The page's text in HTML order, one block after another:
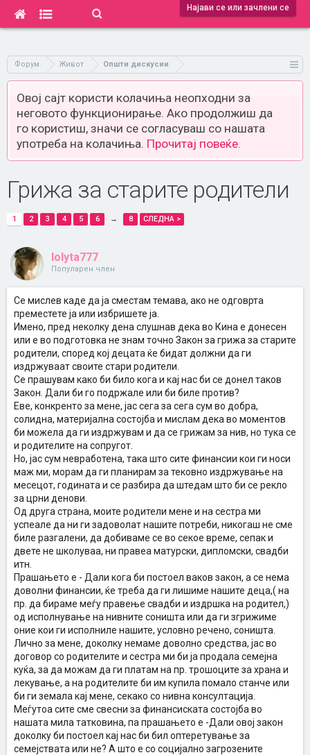
Најави се или зачлени се
Форум Живот Општи дискусии
Овој сајт користи колачиња неопходни за
неговото функционирање. Ако продолжиш да
го користиш, значи се согласуваш со нашата
употреба на колачиња. Прочитај повеќе.
Грижа за старите родители
1 2 3 4 5 6 → 8 СЛЕДНА >
lolyta777
Популарен член
Се мислев каде да ја сместам темава, ако не одговрта
преместете ја или избришете ја.
Имено, пред неколку дена слушнав дека во Кина е донесен
или е во подготовка не знам точно Закон за грижа за старите
родители, според кој децата ќе бидат должни да ги
издржуваат своите стари родители.
Се прашувам како би било кога и кај нас би се донел таков
Закон. Дали би го подржале или би биле против?
Еве, конкренто за мене, јас сега за сега сум во добра,
солидна, материјална состојба и мислам дека во моментов
би можела да ги издржувам и да се грижам за нив, но тука се
и родителите на сопругот.
Но, јас сум невработена, така што сите финансии кои ги носи
маж ми, морам да ги планирам за тековно издржување на
месецот, годината и се разбира да штедам што би се рекло
за црни денови.
Од друга страна, моите родители мене и на сестра ми
успеале да ни ги задоволат нашите потреби, никогаш не сме
биле разгалени, да добиваме се во секое време, сепак и
двете не школуваа, ни правеа матурски, дипломски, свадби
итн.
Прашањето е - Дали кога би постоел ваков закон, а се нема
доволни финансии, ќе треба да ги лишиме нашите деца,( на
пр. да бираме меѓу правење свадби и издршка на родител,)
од исполнување на нивните соништа или да ги згрижиме
оние кои ги исполниле нашите, условно речено, соништа.
Лично за мене, доколку немаме доволно средства, јас во
договор со родителите и сестра ми би ја продала семејна
куќа, за да можам да ги платам на пр. трошоците за храна и
лекување, а на родителите би им купила помало станче или
би ги земала кај мене, секако со нивна консултација.
Меѓутоа сите сме свесни за финансиската состојба во
нашата мила татковина, па прашањето е -Дали овој закон
доколку би постоел кај нас би бил оптеретување за
семејствата или не? А што е со социјално загрозените